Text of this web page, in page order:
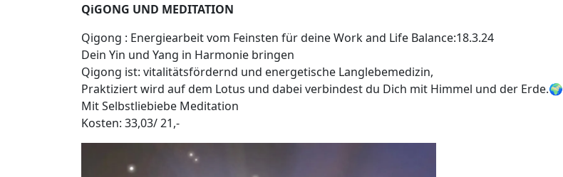
QiGONG UND MEDITATION
Qigong : Energiearbeit vom Feinsten für deine Work and Life Balance:18.3.24
Dein Yin und Yang in Harmonie bringen
Qigong ist: vitalitätsfördernd und energetische Langlebemedizin,
Praktiziert wird auf dem Lotus und dabei verbindest du Dich mit Himmel und der Erde.🌍
Mit Selbstliebiebe Meditation
Kosten: 33,03/ 21,-